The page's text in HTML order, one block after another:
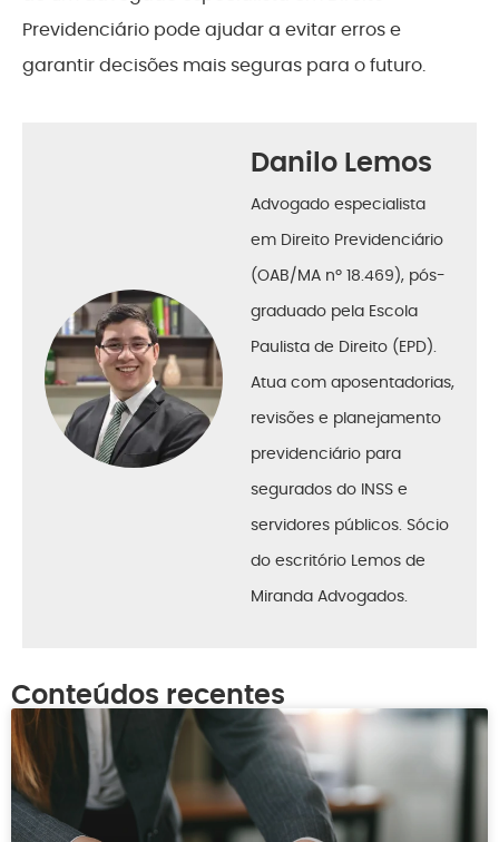
Previdenciário pode ajudar a evitar erros e
garantir decisões mais seguras para o futuro.
Danilo Lemos
Advogado especialista
em Direito Previdenciário
(OAB/MA nº 18.469), pós-
graduado pela Escola
Paulista de Direito (EPD).
Atua com aposentadorias,
revisões e planejamento
previdenciário para
segurados do INSS e
servidores públicos. Sócio
do escritório Lemos de
Miranda Advogados.
Conteúdos recentes